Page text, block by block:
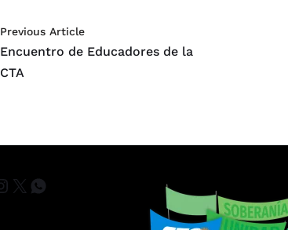
Previous Article
Encuentro de Educadores de la
CTA